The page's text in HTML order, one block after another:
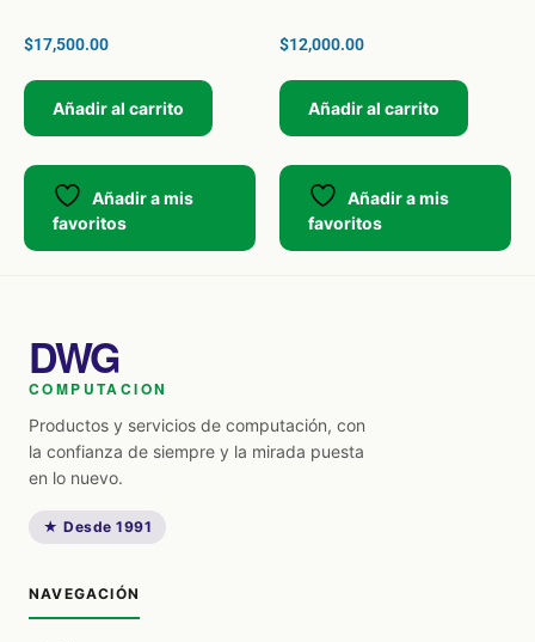
$17,500.00
Añadir al carrito
Añadir a mis
favoritos
$12,000.00
Añadir al carrito
Añadir a mis
favoritos
DWG
COMPUTACION
Productos y servicios de computación, con
la confianza de siempre y la mirada puesta
en lo nuevo.
★ Desde 1991
NAVEGACIÓN